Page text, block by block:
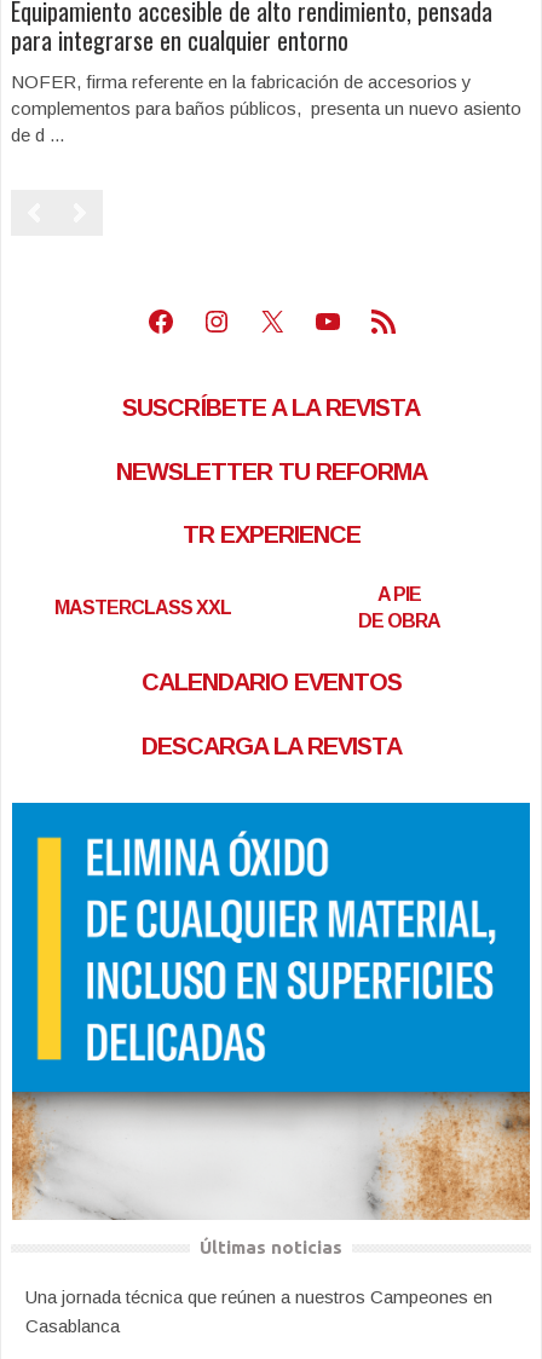
Equipamiento accesible de alto rendimiento, pensada
para integrarse en cualquier entorno
NOFER, firma referente en la fabricación de accesorios y
complementos para baños públicos, presenta un nuevo asiento
de d ...
Facebook
Instagram
X Youtube
Feed RSS
SUSCRÍBETE A LA REVISTA
NEWSLETTER TU REFORMA
TR EXPERIENCE
MASTERCLASS XXL
A PIE
DE OBRA
CALENDARIO EVENTOS
DESCARGA LA REVISTA
Últimas noticias
Una jornada técnica que reúnen a nuestros Campeones en
Casablanca